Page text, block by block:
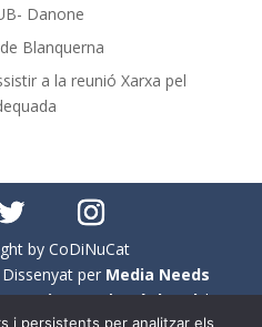
Danone
Blanquerna
a la reunió Xarxa pel
by CoDiNuCat
per Media Needs
aCoDiNuCat |Avís legal|
i persistents per analitzar els